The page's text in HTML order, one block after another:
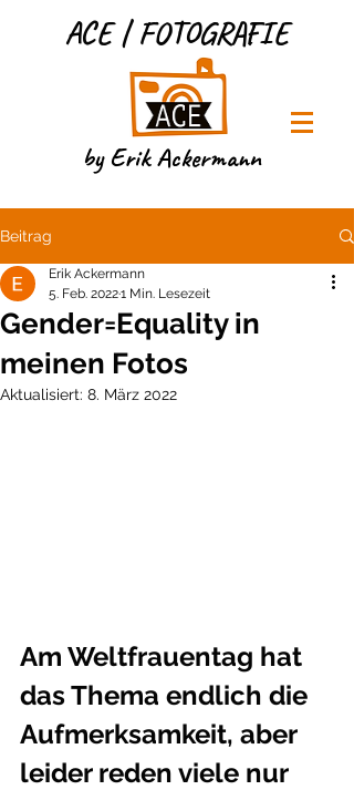
ACE | FOTOGRAFIE
by Erik Ackermann
Beitrag
Gender=Equality in
meinen Fotos
Erik Ackermann
5. Feb. 20221 Min. Lesezeit
Aktualisiert: 8. März 2022
Am Weltfrauentag hat
das Thema endlich die
Aufmerksamkeit, aber
leider reden viele nur